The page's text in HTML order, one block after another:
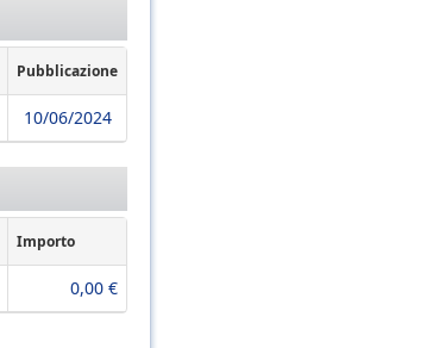
Pubblicazione
10/06/2024
Importo
0,00 €